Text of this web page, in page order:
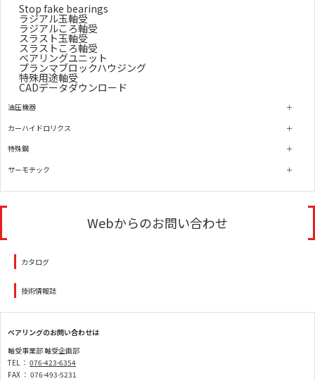
Stop fake bearings
ラジアル玉軸受
ラジアルころ軸受
スラスト玉軸受
スラストころ軸受
ベアリングユニット
プランマブロックハウジング
特殊用途軸受
CADデータダウンロード
油圧機器
カーハイドロリクス
特殊鋼
サーモテック
Webからのお問い合わせ
カタログ
技術情報誌
ベアリングのお問い合わせは
軸受事業部 軸受企画部
TEL ： 076-423-6354
FAX ： 076-493-5231